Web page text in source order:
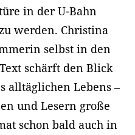
in der U-Bahn
werden. Christina
selbst in den
schärft den Blick
alltäglichen Lebens –
und Lesern große
schon bald auch in